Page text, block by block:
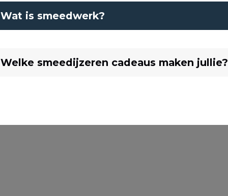
Wat is smeedwerk?
Welke smeedijzeren cadeaus maken jullie?